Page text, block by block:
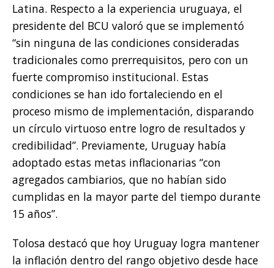
Latina. Respecto a la experiencia uruguaya, el
presidente del BCU valoró que se implementó
“sin ninguna de las condiciones consideradas
tradicionales como prerrequisitos, pero con un
fuerte compromiso institucional. Estas
condiciones se han ido fortaleciendo en el
proceso mismo de implementación, disparando
un círculo virtuoso entre logro de resultados y
credibilidad”. Previamente, Uruguay había
adoptado estas metas inflacionarias “con
agregados cambiarios, que no habían sido
cumplidas en la mayor parte del tiempo durante
15 años”.
Tolosa destacó que hoy Uruguay logra mantener
la inflación dentro del rango objetivo desde hace